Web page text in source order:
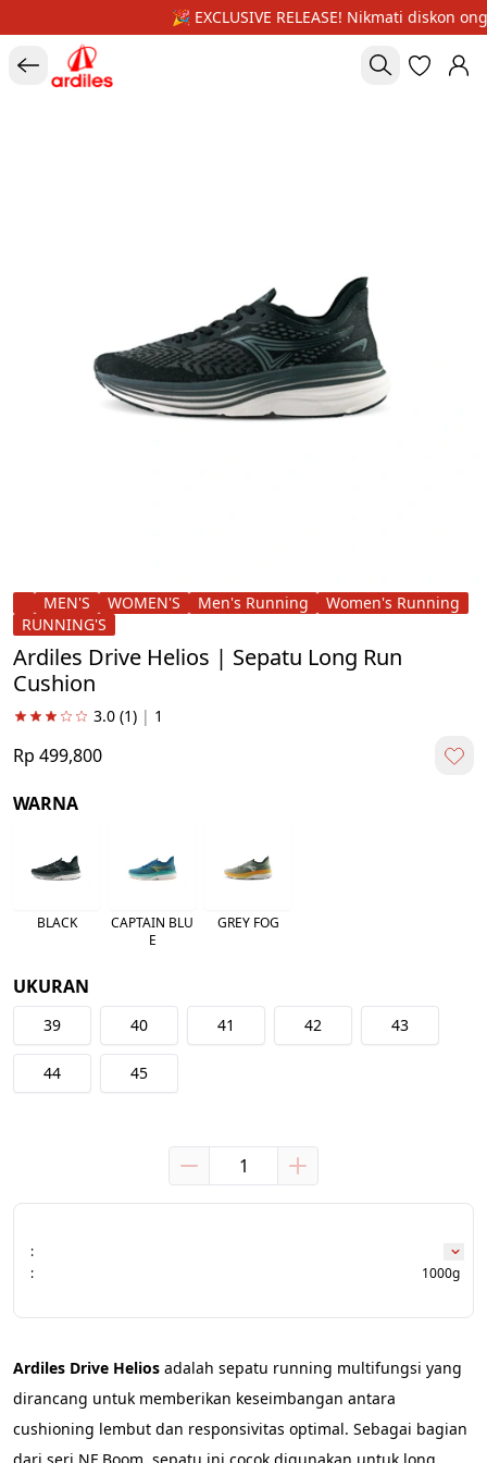
🎉 EXCLUSIVE RELEASE! Nikmati diskon
MEN'S WOMEN'S Men's Running
Women's Running
RUNNING'S
Ardiles Drive Helios | Sepatu Long Run
Cushion
3.0 (1) | 1
Rp 499,800
WARNA
BLACK
CAPTAIN BLU
E
GREY FOG
UKURAN
39 40 41 42 43
44 45
:
:
1000g
Ardiles Drive Helios adalah sepatu running multifungsi yang
dirancang untuk memberikan keseimbangan antara
cushioning lembut dan responsivitas optimal. Sebagai bagian